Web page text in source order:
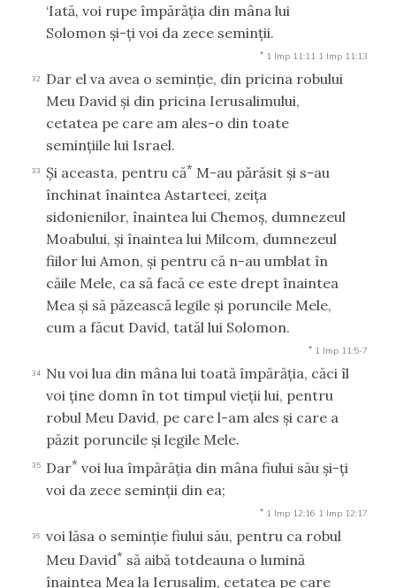
‘Iată, voi rupe împărăţia din mâna lui
Solomon şi-ţi voi da zece seminţii.
* 1 Imp 11:11 1 Imp 11:13
32
Dar el va avea o seminţie, din pricina robului
Meu David şi din pricina Ierusalimului,
cetatea pe care am ales-o din toate
seminţiile lui Israel.
33 Şi aceasta, pentru că* M-au părăsit şi s-au
închinat înaintea Astarteei, zeiţa
sidonienilor, înaintea lui Chemoş, dumnezeul
Moabului, şi înaintea lui Milcom, dumnezeul
fiilor lui Amon, şi pentru că n-au umblat în
căile Mele, ca să facă ce este drept înaintea
Mea şi să păzească legile şi poruncile Mele,
cum a făcut David, tatăl lui Solomon.
* 1 Imp 11:5-7
34
Nu voi lua din mâna lui toată împărăţia, căci îl
voi ţine domn în tot timpul vieţii lui, pentru
robul Meu David, pe care l-am ales şi care a
păzit poruncile şi legile Mele.
35 Dar* voi lua împărăţia din mâna fiului său şi-ţi
voi da zece seminţii din ea;
* 1 Imp 12:16 1 Imp 12:17
36
voi lăsa o seminţie fiului său, pentru ca robul
Meu David* să aibă totdeauna o lumină
înaintea Mea la Ierusalim, cetatea pe care